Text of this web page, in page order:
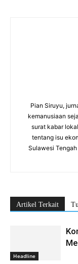
Pian Siruyu,
kemanusiaan
surat kabar
tentang isu
Sulawesi
Artikel Terkait
Headline